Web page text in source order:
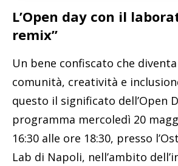
L’Open day con il
remix”
Un bene confiscato che
comunità, creatività e
questo il significato dell’Open
programma mercoledì 20
16:30 alle ore 18:30, presso
Lab di Napoli, nell’ambito